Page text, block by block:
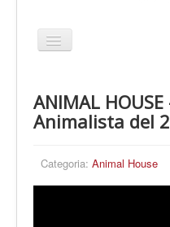
Cambia
navigazione
CHI SIAMO
IL FONDATORE
PROGRAMMI
PALINSESTO
ANIMAL
Animalista del
Categoria: Animal House